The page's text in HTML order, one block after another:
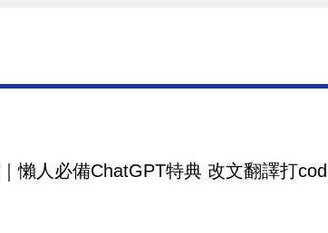
懶人必備ChatGPT特典 改文翻譯打